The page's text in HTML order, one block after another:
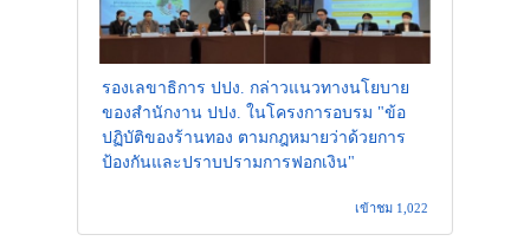
รองเลขาธิการ ปปง. กล่าวแนวทางนโยบาย
ของสำนักงาน ปปง. ในโครงการอบรม "ข้อ
ปฏิบัติของร้านทอง ตามกฎหมายว่าด้วยการ
ป้องกันและปราบปรามการฟอกเงิน"
เข้าชม 1,022